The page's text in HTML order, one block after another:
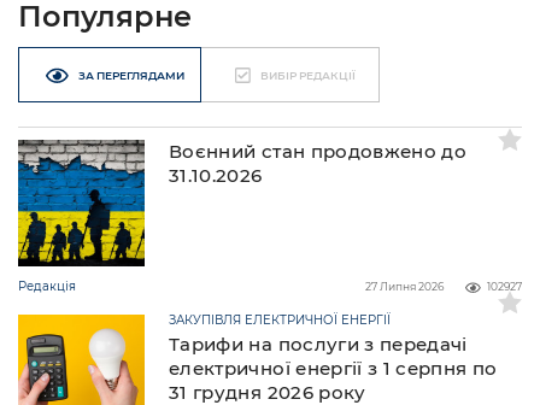
Популярне
ЗА ПЕРЕГЛЯДАМИ ВИБІР РЕДАКЦІЇ
Воєнний стан продовжено до
31.10.2026
Редакція 102927
27 Липня 2026
Тарифи на послуги з передачі
електричної енергії з 1 серпня по
31 грудня 2026 року
ЗАКУПІВЛЯ ЕЛЕКТРИЧНОЇ ЕНЕРГІЇ